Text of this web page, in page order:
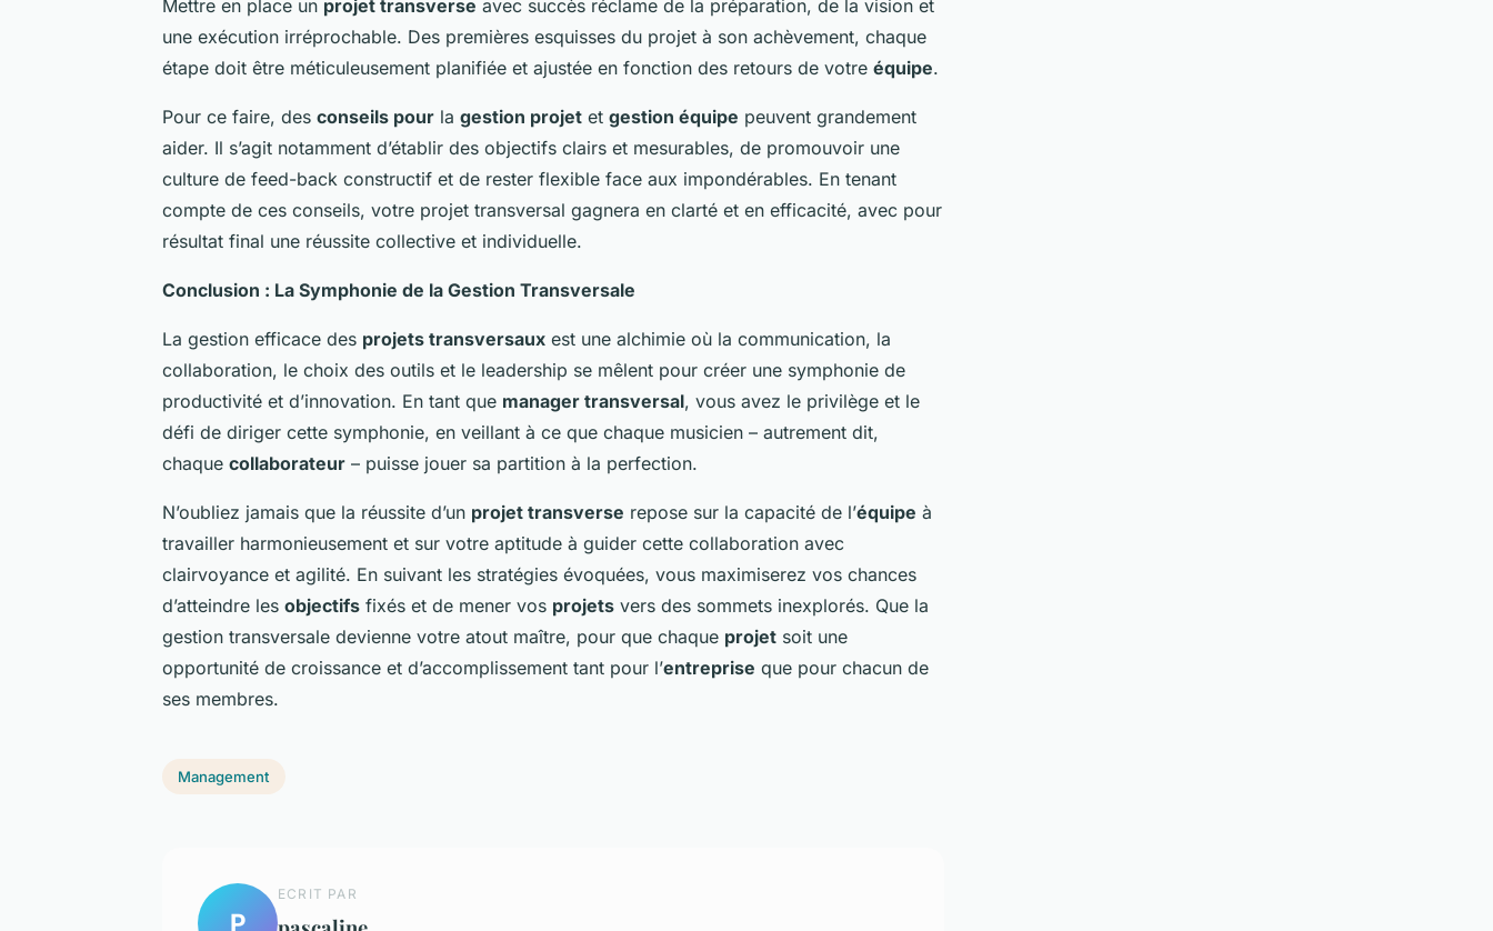
Mettre en place un projet transverse avec succès réclame de la préparation, de la vision et
une exécution irréprochable. Des premières esquisses du projet à son achèvement, chaque
étape doit être méticuleusement planifiée et ajustée en fonction des retours de votre équipe.
Pour ce faire, des conseils pour la gestion projet et gestion équipe peuvent grandement
aider. Il s’agit notamment d’établir des objectifs clairs et mesurables, de promouvoir une
culture de feed-back constructif et de rester flexible face aux impondérables. En tenant
compte de ces conseils, votre projet transversal gagnera en clarté et en efficacité, avec pour
résultat final une réussite collective et individuelle.
Conclusion : La Symphonie de la Gestion Transversale
La gestion efficace des projets transversaux est une alchimie où la communication, la
collaboration, le choix des outils et le leadership se mêlent pour créer une symphonie de
productivité et d’innovation. En tant que manager transversal, vous avez le privilège et le
défi de diriger cette symphonie, en veillant à ce que chaque musicien – autrement dit,
chaque collaborateur – puisse jouer sa partition à la perfection.
N’oubliez jamais que la réussite d’un projet transverse repose sur la capacité de l’équipe à
travailler harmonieusement et sur votre aptitude à guider cette collaboration avec
clairvoyance et agilité. En suivant les stratégies évoquées, vous maximiserez vos chances
d’atteindre les objectifs fixés et de mener vos projets vers des sommets inexplorés. Que la
gestion transversale devienne votre atout maître, pour que chaque projet soit une
opportunité de croissance et d’accomplissement tant pour l’entreprise que pour chacun de
ses membres.
Management
P
ECRIT PAR